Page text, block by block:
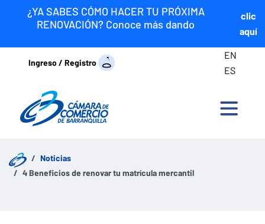
¿YA SABES CÓMO HACER TU PRÓXIMA
RENOVACIÓN? Conoce más dando
clic
aquí
Ingreso / Registro
EN
ES
Noticias
4 Beneficios de renovar tu matrícula mercantil